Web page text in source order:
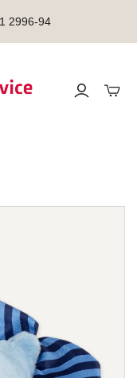
2996-94
Mini-